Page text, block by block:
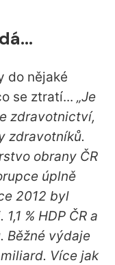
do nějaké
se ztratí... „Je
zdravotnictví,
zdravotníků.
obrany ČR
úplně
2012 byl
% HDP ČR a
Běžné výdaje
Více jak